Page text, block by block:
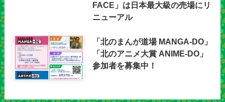
FACE」は日本最大級の売場にリ
ニューアル
「北のまんが道場 MANGA-DO」
「北のアニメ大賞 ANIME-DO」
参加者を募集中！